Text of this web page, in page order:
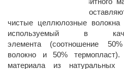
которого
чистые целлюлозные
используемый в
элемента (соотношение
волокно и 50% термопласт).
материала из